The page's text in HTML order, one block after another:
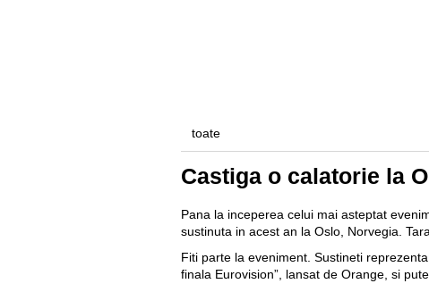
toate
Castiga o calatorie la
Pana la inceperea celui mai asteptat
sustinuta in acest an la Oslo, Norvegia.
Fiti parte la eveniment. Sustineti
finala Eurovision”, lansat de Orange, si